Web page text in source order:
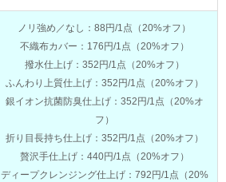
ノリ強め／なし：88円/1点（20%オフ）
不織布カバー：176円/1点（20%オフ）
撥水仕上げ：352円/1点（20%オフ）
ふんわり上質仕上げ：352円/1点（20%オフ）
銀イオン抗菌防臭仕上げ：352円/1点（20%オ
フ）
折り目長持ち仕上げ：352円/1点（20%オフ）
贅沢手仕上げ：440円/1点（20%オフ）
ディープクレンジング仕上げ：792円/1点（20%